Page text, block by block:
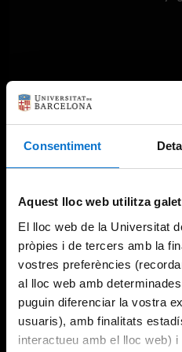
Consentiment
Aquest lloc web utilitza
El lloc web de la Universitat
pròpies i de tercers amb la
vostres preferències
al lloc web amb
puguin diferenciar la vostra
usuaris), amb finalitats
interactueu amb el lloc web)